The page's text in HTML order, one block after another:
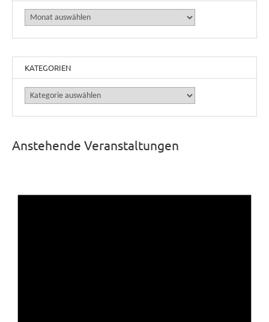
Archiv
KATEGORIEN
Kategorien
Anstehende Veranstaltungen